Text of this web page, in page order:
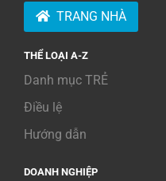
TRANG NHÀ
THỂ LOẠI A-Z
Danh mục TRẺ
Điều lệ
Hướng dẫn
DOANH NGHIỆP